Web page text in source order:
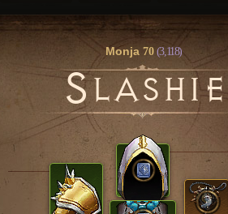
Monja70 (3,118)
SLASHIE